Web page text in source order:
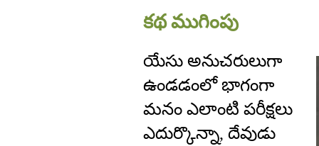
కథ ముగింపు
యేసు అనుచరులుగా
ఉండడంలో భాగంగా
మనం ఎలాంటి పరీక్షలు
ఎదుర్కొన్నా, దేవుడు